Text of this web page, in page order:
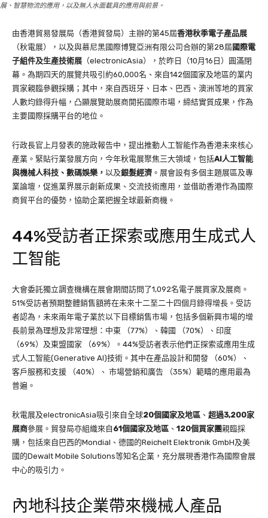
展、智慧物流的應用，以及無人水面載具的應用與前景。
由香港貿易發展局（香港貿發局）主辦的第45屆香港秋季電子產品展
（秋電展），以及與慕尼黑國際博覽亞洲有限公司合辦的第28屆 國際電
子組件及生產技術展 （electronicAsia），於昨日（10月16日）圓滿閉
幕。為期四天的展覽共吸引約60,000名、來自142個國家及地區的業内
買家親臨參觀採購；其中，來自西班牙、日本、巴西、澳洲等地的買家
人數均錄得升幅，凸顯展覽助展商開拓國際市場，締結實質成果，作為
主要國際採購平台的地位。
行政長官上月發表的施政報告中，提出推動人工智能作為香港未來核心
產業。緊貼行業發展方向，今年秋電展聚焦三大領域，包括AI人工智能
與機械人科技、 數碼娛樂， 以及銀髮經濟 。展會設有多個主題展區及專
業論壇，促進業界展示創新成果、交流技術應用，並借助香港作為國際
商貿平台的優勢，協助企業把握全球最新商機。
44%受訪者正探索或應用生成式人
工智能
大會委託獨立調查機構在展會期間訪問了1,092名電子展買家及展商。
51%受訪者預期整體銷售額將在未來十二至二十四個月錄得增長。受訪
者認為，未來兩年電子業於以下目標銷售市場，包括多個新興市場的增
長前景為理想及非常理想：中東 （77%）、韓國 （70%）、印度
（69%）及東盟國家 （69%）。44%受訪者表示他們正探索或應用生成
式人工智能(Generative AI)技術。其中在產品設計和開發 （60%）、
客戶服務和支援 （40%）、 市場營銷和廣告 （35%）範疇的應用最為
普遍。
秋電展及electronicAsia吸引來自全球20個國家及地區 、 超過3,200家
展商參展。貿發局亦組織來自 61個國家及地區 、 120個買家團親臨採
購，包括來自巴西的Mondial、德國的Reichelt Elektronik GmbH及美
國的Dewalt Mobile Solutions等知名企業，充分展現香港作為國際會展
中心的吸引力。
內地科技企業帶來機械人產品